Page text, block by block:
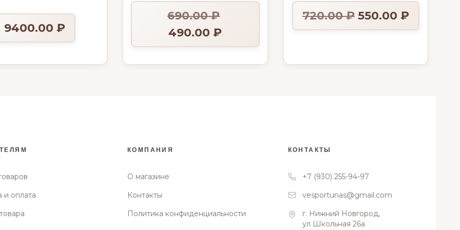
9400.00₽
690.00₽
490.00₽
720.00₽ 550.00 ₽
и оплата
КОМПАНИЯ
О магазине
Контакты
Политика конфиденциальности
КОНТАКТЫ
+7 (930) 255-94-97
vesportunas@gmail.com
г. Нижний Новгород,
ул Школьная 26а